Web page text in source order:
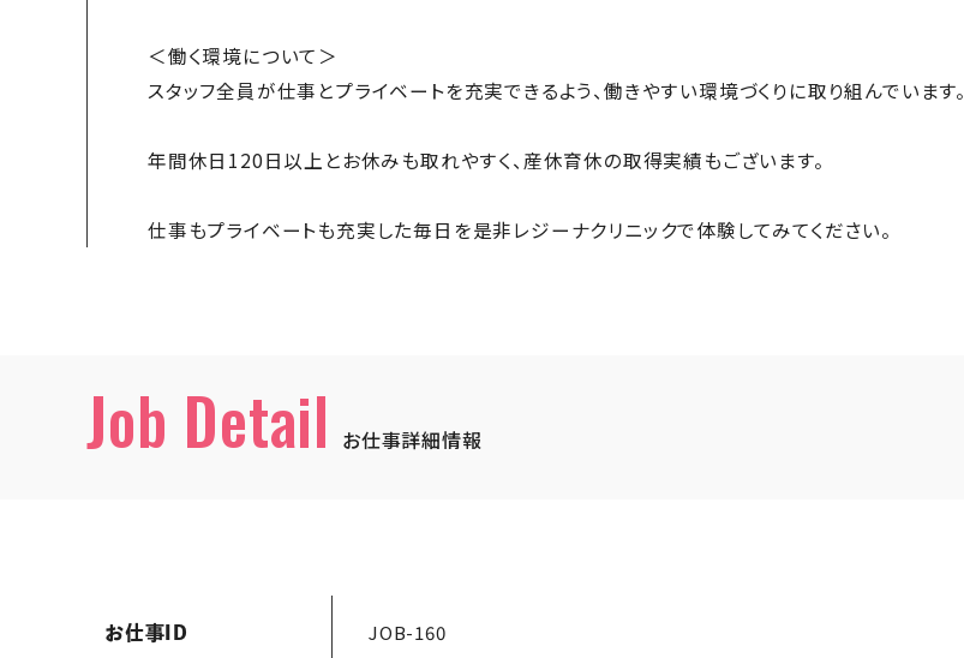
＜働く環境について＞
スタッフ全員が仕事とプライベートを充実できるよう、働きやすい環境づくりに取り組んでいます。
年間休日120日以上とお休みも取れやすく、産休育休の取得実績もございます。
仕事もプライベートも充実した毎日を是非レジーナクリニックで体験してみてください。
Job Detail お仕事詳細情報
お仕事ID JOB-160